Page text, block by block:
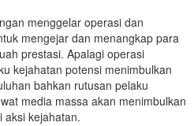
menggelar operasi dan
mengejar dan menangkap para
prestasi. Apalagi operasi
kejahatan potensi menimbulkan
bahkan rutusan pelaku
media massa akan menimbulkan
aksi kejahatan.